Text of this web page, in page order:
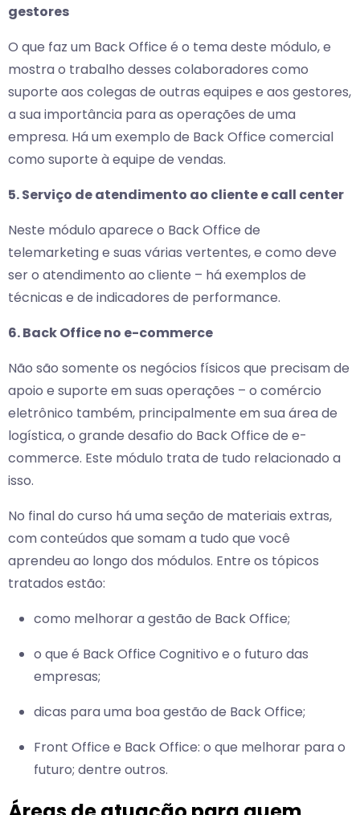
gestores
O que faz um Back Office é o tema deste módulo, e
mostra o trabalho desses colaboradores como
suporte aos colegas de outras equipes e aos gestores,
a sua importância para as operações de uma
empresa. Há um exemplo de Back Office comercial
como suporte à equipe de vendas.
5. Serviço de atendimento ao cliente e call center
Neste módulo aparece o Back Office de
telemarketing e suas várias vertentes, e como deve
ser o atendimento ao cliente – há exemplos de
técnicas e de indicadores de performance.
6. Back Office no e-commerce
Não são somente os negócios físicos que precisam de
apoio e suporte em suas operações – o comércio
eletrônico também, principalmente em sua área de
logística, o grande desafio do Back Office de e-
commerce. Este módulo trata de tudo relacionado a
isso.
No final do curso há uma seção de materiais extras,
com conteúdos que somam a tudo que você
aprendeu ao longo dos módulos. Entre os tópicos
tratados estão:
como melhorar a gestão de Back Office;
o que é Back Office Cognitivo e o futuro das
empresas;
dicas para uma boa gestão de Back Office;
Front Office e Back Office: o que melhorar para o
futuro; dentre outros.